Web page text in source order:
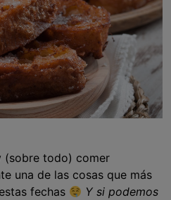
(sobre todo) comer
una de las cosas que más
fechas
Y si podemos